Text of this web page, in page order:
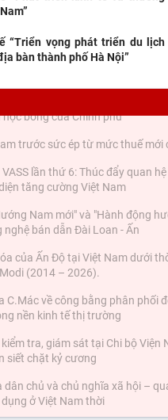
“Triển vọng phát triển du lịch
bàn thành phố Hà Nội”
bổng của Chính phủ
trước sức ép từ mức thuế mới
tăng cường Việt Nam
nghệ bán dẫn Đài Loan - Ấn
(2014 – 2026).
nền kinh tế thị trường
siết chặt kỷ cương